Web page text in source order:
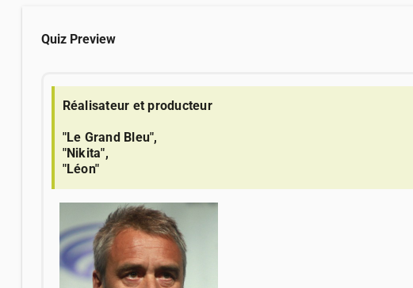
Quiz Preview
Réalisateur et producteur
"Le Grand Bleu",
"Nikita",
"Léon"